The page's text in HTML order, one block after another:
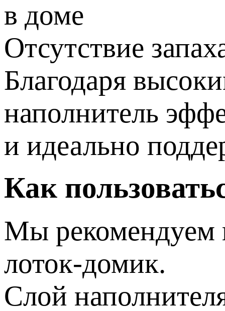
Отсутствие
Благодаря
наполнитель
и идеально
Как
Мы рекомендуем
лоток-домик.
Слой